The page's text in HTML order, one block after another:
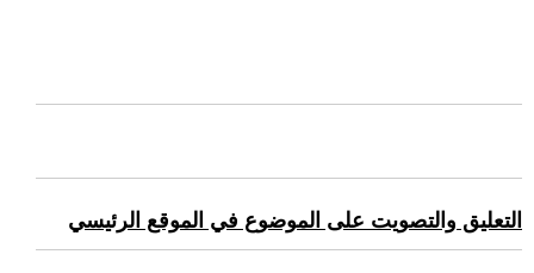
التعليق والتصويت على الموضوع في الموقع الرئيسي